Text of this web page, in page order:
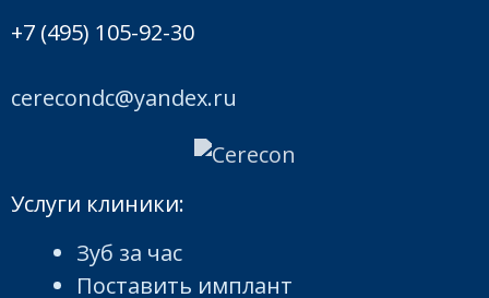
+7 (495) 105-92-30
cerecondc@yandex.ru
Услуги клиники:
Зуб за час
Поставить имплант